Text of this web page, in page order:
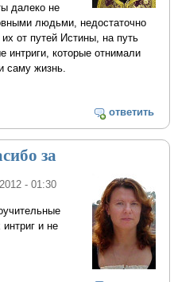
далеко не
людьми, недостаточно
от путей Истины, на путь
интриги, которые отнимали
саму жизнь.
ответить
за
- 01:30
и не